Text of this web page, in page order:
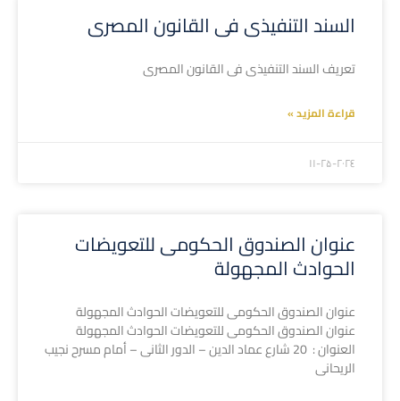
السند التنفيذى فى القانون المصرى
تعريف السند التنفيذى فى القانون المصرى
قراءة المزيد »
۲۰۲٤-۱۱-۲۵
عنوان الصندوق الحكومى للتعويضات
الحوادث المجهولة
عنوان الصندوق الحكومى للتعويضات الحوادث المجهولة
عنوان الصندوق الحكومى للتعويضات الحوادث المجهولة
العنوان : 20 شارع عماد الدين – الدور الثانى – أمام مسرح نجيب
الريحانى